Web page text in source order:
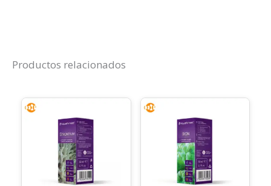
Productos relacionados